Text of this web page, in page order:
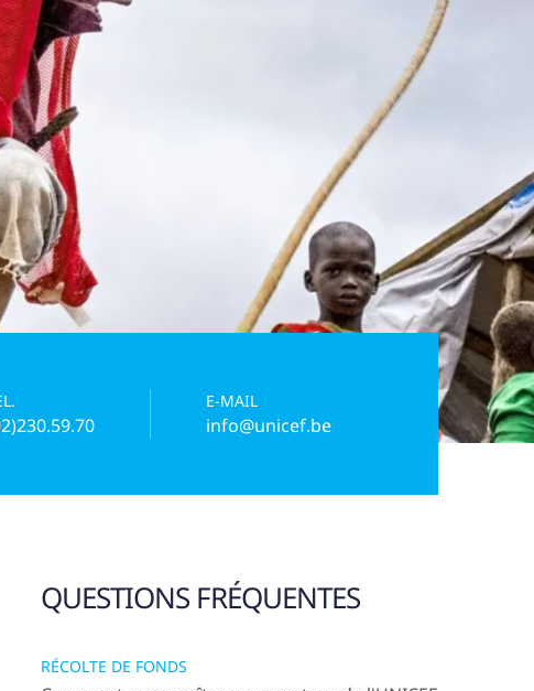
E-MAIL
info@unicef.be
QUESTIONS FRÉQUENTES
RÉCOLTE DE FONDS